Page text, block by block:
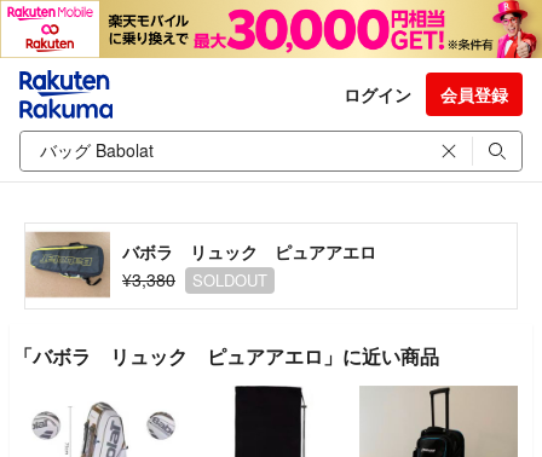
ログイン 会員登録
バボラ リュック ピュアアエロ
¥3,380
SOLDOUT
「バボラ リュック ピュアアエロ」に近い商品